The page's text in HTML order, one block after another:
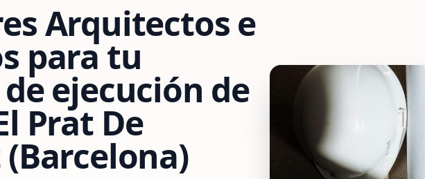
Arquitectos e
para tu
ejecución de
Prat De